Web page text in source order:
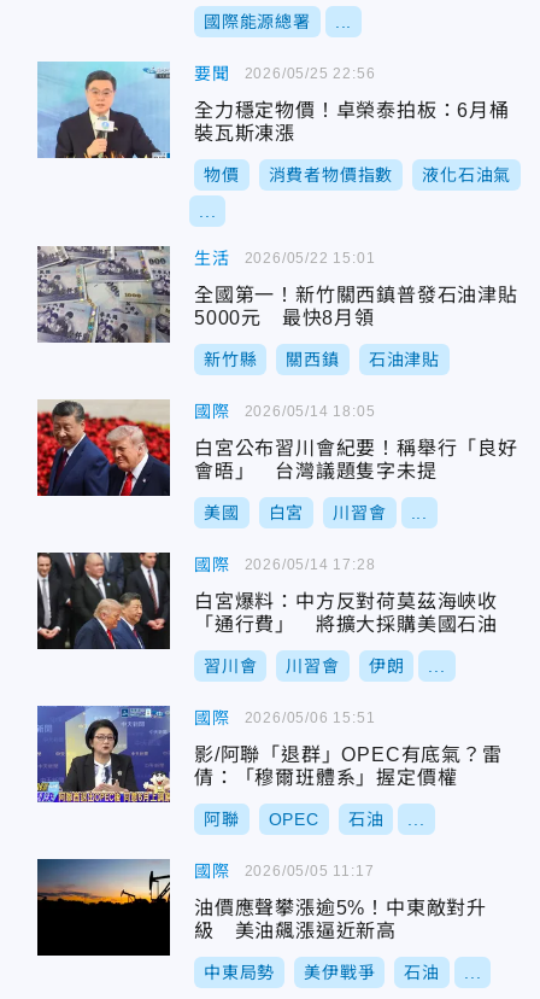
國際能源總署
要聞
全力穩定物價！卓榮泰拍板：6月桶
裝瓦斯凍漲
物價 消費者物價指數 液化石油氣
2026/05/25 22:56
生活
全國第一！新竹關西鎮普發石油津貼
5000元 最快8月領
新竹縣 關西鎮 石油津貼
2026/05/22 15:01
國際
白宮公布習川會紀要！稱舉行「良好
會晤」 台灣議題隻字未提
美國 白宮 川習會
2026/05/14 18:05
國際
白宮爆料：中方反對荷莫茲海峽收
「通行費」 將擴大採購美國石油
習川會 川習會 伊朗
2026/05/14 17:28
國際
影/阿聯「退群」OPEC有底氣？雷
倩：「穆爾班體系」握定價權
阿聯 OPEC 石油
2026/05/06 15:51
國際
油價應聲攀漲逾5%！中東敵對升
級 美油飆漲逼近新高
中東局勢 美伊戰爭 石油
2026/05/05 11:17